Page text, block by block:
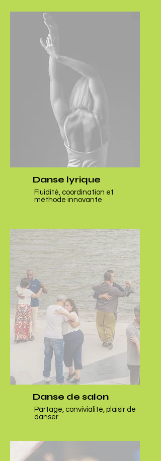
Danse lyrique
Fluidité, coordination et
méthode innovante
Danse de salon
Partage, convivialité, plaisir de
danser